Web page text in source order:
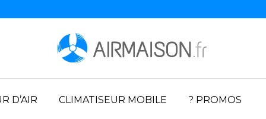
D’AIR CLIMATISEUR MOBILE ? PROMOS